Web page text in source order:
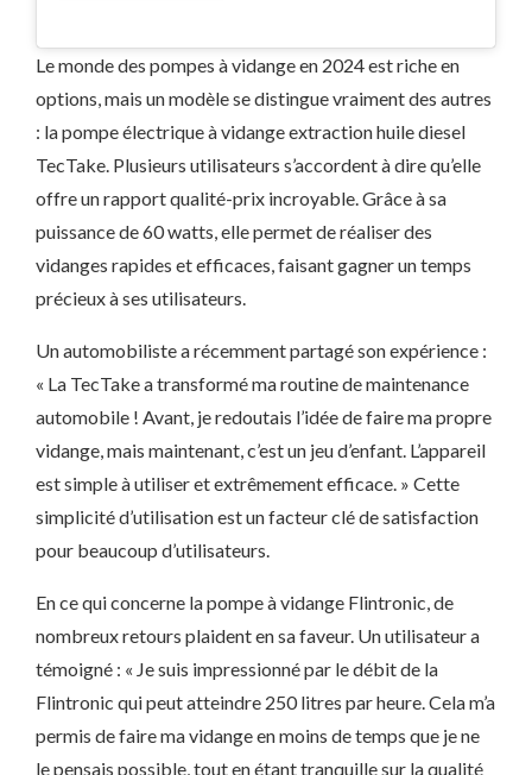
Le monde des pompes à vidange en 2024 est riche en
options, mais un modèle se distingue vraiment des autres
: la pompe électrique à vidange extraction huile diesel
TecTake. Plusieurs utilisateurs s’accordent à dire qu’elle
offre un rapport qualité-prix incroyable. Grâce à sa
puissance de 60 watts, elle permet de réaliser des
vidanges rapides et efficaces, faisant gagner un temps
précieux à ses utilisateurs.
Un automobiliste a récemment partagé son expérience :
« La TecTake a transformé ma routine de maintenance
automobile ! Avant, je redoutais l’idée de faire ma propre
vidange, mais maintenant, c’est un jeu d’enfant. L’appareil
est simple à utiliser et extrêmement efficace. » Cette
simplicité d’utilisation est un facteur clé de satisfaction
pour beaucoup d’utilisateurs.
En ce qui concerne la pompe à vidange Flintronic, de
nombreux retours plaident en sa faveur. Un utilisateur a
témoigné : « Je suis impressionné par le débit de la
Flintronic qui peut atteindre 250 litres par heure. Cela m’a
permis de faire ma vidange en moins de temps que je ne
le pensais possible, tout en étant tranquille sur la qualité